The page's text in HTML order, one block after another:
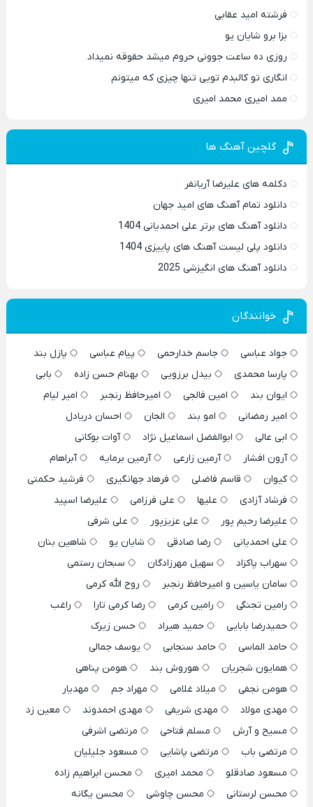
فرشته امید عقابی
بزا برو شایان یو
روزی ده ساعت جوونی حروم میشد حقوقه نمیداد
انگاری تو کالبدم تویی تنها چیزی که میتونم
ممد امیری محمد امیری
گلچین آهنگ ها
دکلمه های علیرضا آریانفر
دانلود تمام آهنگ های امید جهان
دانلود آهنگ های برتر علی احمدیانی 1404
دانلود پلی لیست آهنگ های پاییزی 1404
دانلود آهنگ های انگیزشی 2025
خوانندگان
جواد عباسی جاسم خدارحمی پیام عباسی
پازل بند
پارسا محمدی
بیدل برزویی بهنام حسن زاده
بابی
ایوان بند
امین فالجی امیرحافظ رنجبر
امیر لیام
امیر رمضانی
امو بند الجان
احسان دریادل
ابی عالی
ابوالفضل اسماعیل نژاد
آوات بوکانی
آرون افشار
آرمین زارعی آرمین برمایه
آبراهام
کیوان
قاسم فاضلی فرهاد جهانگیری
فرشید حکمتی
فرشاد آزادی
علیها علی فرزامی
علیرضا اسپید
علیرضا رحیم پور
علی عزیزپور
علی شرفی
علی احمدیانی
رضا صادقی شایان یو
شاهین بنان
سهراب پاکزاد
سهیل مهرزادگان
سبحان رستمی
سامان یاسین و امیرحافظ رنجبر
روح الله کرمی
رامین تجنگی
رامین کرمی رضا کرمی تارا
راغب
حمیدرضا بابایی
حمید هیراد
حسن زیرک
حامد الماسی
حامد سنجابی
یوسف جمالی
همایون شجریان
هوروش بند
هومن پناهی
هومن نجفی
میلاد غلامی مهراد جم
مهدیار
مهدی مولاد
مهدی شریفی مهدی احمدوند
معین زد
مسیح و آرش
مسلم فتاحی
مرتضی اشرفی
مرتضی باب
مرتضی پاشایی
مسعود جلیلیان
مسعود صادقلو
محمد امیری
محسن ابراهیم زاده
محسن لرستانی
محسن چاوشی محسن یگانه